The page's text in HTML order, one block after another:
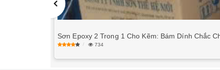
Sơn Epoxy 2 Trong 1 Cho Kẽm: Bám Dính Chắc
734